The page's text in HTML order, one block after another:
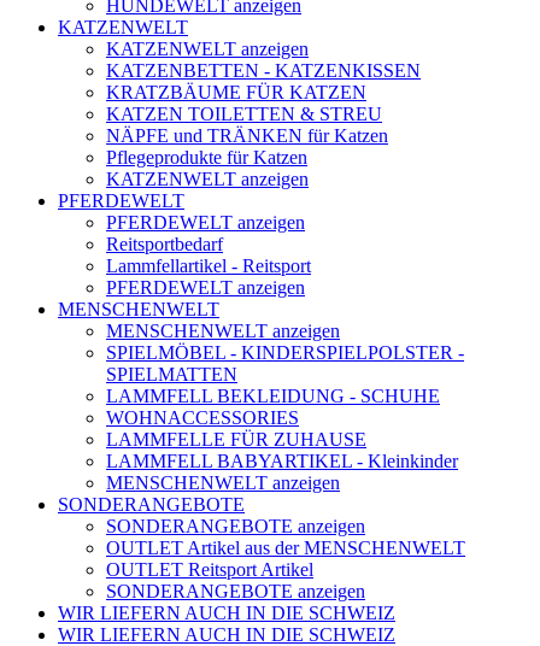
HUNDEWELT anzeigen
KATZENWELT
KATZENWELT anzeigen
KATZENBETTEN - KATZENKISSEN
KRATZBÄUME FÜR KATZEN
KATZEN TOILETTEN & STREU
NÄPFE und TRÄNKEN für Katzen
Pflegeprodukte für Katzen
KATZENWELT anzeigen
PFERDEWELT
PFERDEWELT anzeigen
Reitsportbedarf
Lammfellartikel - Reitsport
PFERDEWELT anzeigen
MENSCHENWELT
MENSCHENWELT anzeigen
SPIELMÖBEL - KINDERSPIELPOLSTER -
SPIELMATTEN
LAMMFELL BEKLEIDUNG - SCHUHE
WOHNACCESSORIES
LAMMFELLE FÜR ZUHAUSE
LAMMFELL BABYARTIKEL - Kleinkinder
MENSCHENWELT anzeigen
SONDERANGEBOTE
SONDERANGEBOTE anzeigen
OUTLET Artikel aus der MENSCHENWELT
OUTLET Reitsport Artikel
SONDERANGEBOTE anzeigen
WIR LIEFERN AUCH IN DIE SCHWEIZ
WIR LIEFERN AUCH IN DIE SCHWEIZ